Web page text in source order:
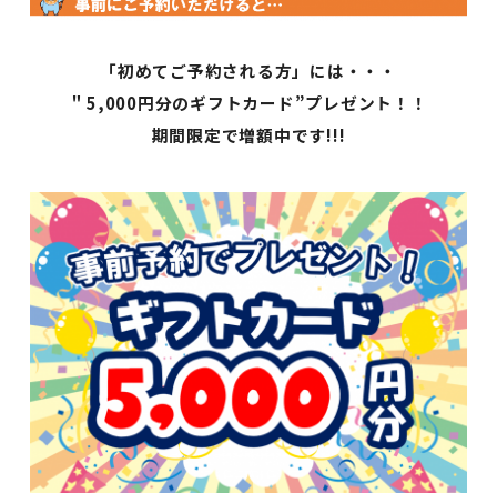
「初めてご予約される方」には・・・
＂5,000円分のギフトカード”プレゼント！！
期間限定で増額中です!!!